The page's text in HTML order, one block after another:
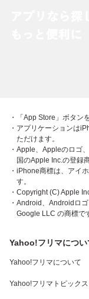
・「App Store」ボタン
・アプリケーションは
ただけます。
・Apple、Appleのロゴ
国のApple Inc.の登録
・iPhone商標は、アイ
す。
・Copyright (C) Apple
・Android、Androidロ
Google LLC の商標で
Yahoo!フリマについ
Yahoo!フリマについて
Yahoo!フリマトピックス